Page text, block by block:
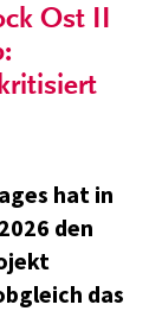
Ost II
hat in
den
das